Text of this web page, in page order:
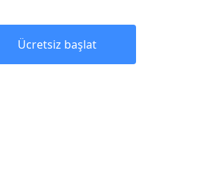
Ücretsiz başlat